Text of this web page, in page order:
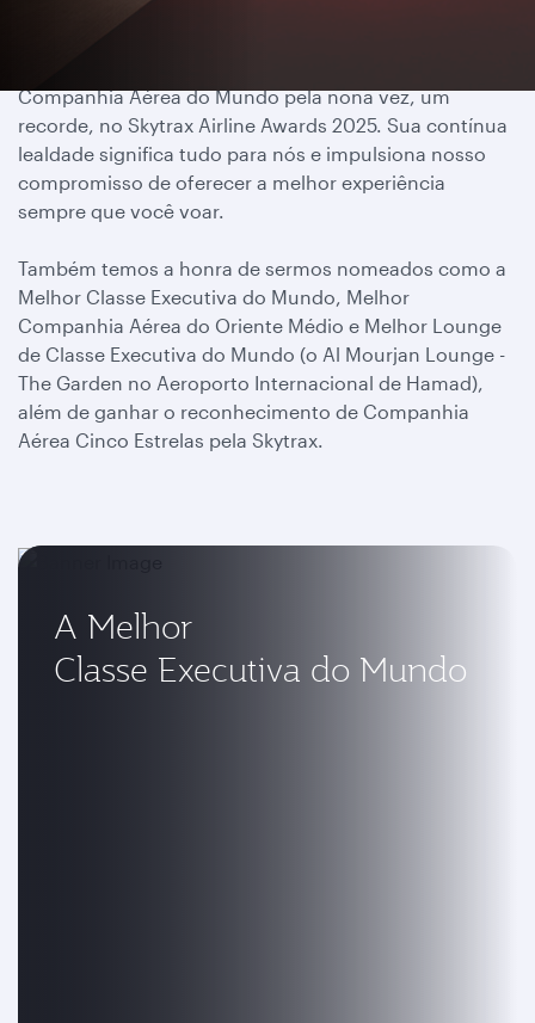
Companhia Aérea do Mundo pela nona vez, um
recorde, no Skytrax Airline Awards 2025. Sua contínua
lealdade significa tudo para nós e impulsiona nosso
compromisso de oferecer a melhor experiência
sempre que você voar.
Também temos a honra de sermos nomeados como a
Melhor Classe Executiva do Mundo, Melhor
Companhia Aérea do Oriente Médio e Melhor Lounge
de Classe Executiva do Mundo (o Al Mourjan Lounge -
The Garden no Aeroporto Internacional de Hamad),
além de ganhar o reconhecimento de Companhia
Aérea Cinco Estrelas pela Skytrax.
A Melhor
Classe Executiva do Mundo